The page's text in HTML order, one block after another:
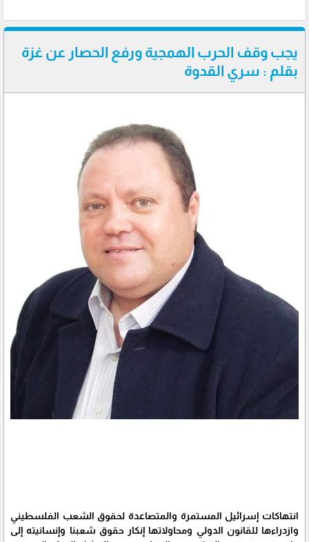
يجب وقف الحرب الهمجية ورفع الحصار عن غزة
بقلم : سري القدوة
انتهاكات إسرائيل المستمرة والمتصاعدة لحقوق الشعب الفلسطيني
وازدراءها للقانون الدولي ومحاولاتها إنكار حقوق شعبنا وإنسانيته إلى